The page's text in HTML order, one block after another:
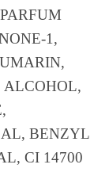
1,
BENZYL
CI 14700